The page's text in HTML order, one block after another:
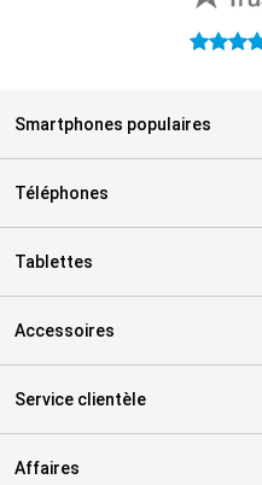
4.6
Smartphones populaires
Téléphones
Tablettes
Accessoires
Service clientèle
Affaires